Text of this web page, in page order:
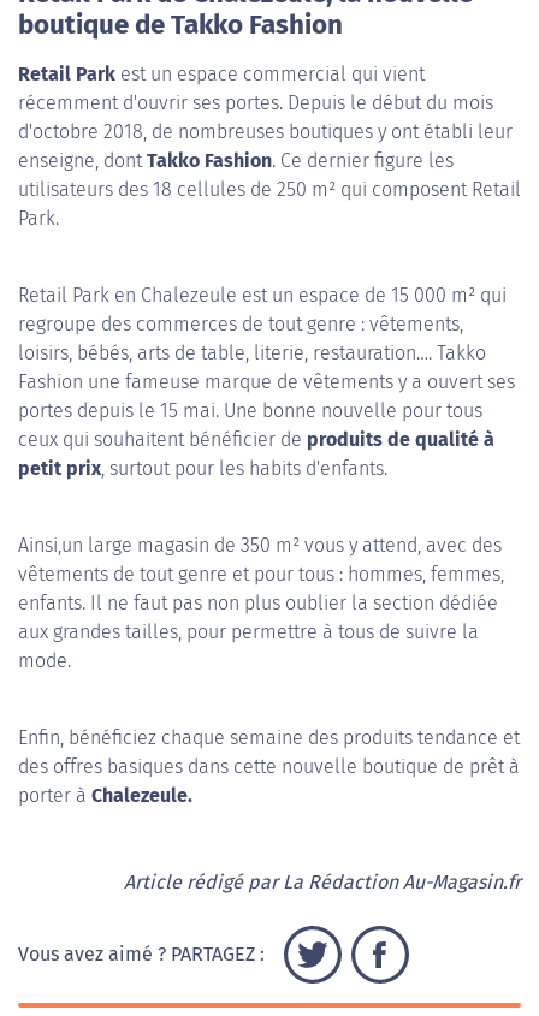
boutique de Takko Fashion
Retail Park est un espace commercial qui vient
récemment d'ouvrir ses portes. Depuis le début du mois
d'octobre 2018, de nombreuses boutiques y ont établi leur
enseigne, dontTakko Fashion. Ce dernier figure les
utilisateurs des 18 cellules de 250 m² qui composent Retail
Park.
Retail Park en Chalezeule est un espace de 15 000 m² qui
regroupe des commerces de tout genre : vêtements,
loisirs, bébés, arts de table, literie, restauration…. Takko
Fashion une fameuse marque de vêtements y a ouvert ses
portes depuis le 15 mai. Une bonne nouvelle pour tous
ceux qui souhaitent bénéficier de produits de qualité à
petit prix, surtout pour les habits d'enfants.
Ainsi,un large magasin de 350 m² vous y attend, avec des
vêtements de tout genre et pour tous : hommes, femmes,
enfants. Il ne faut pas non plus oublier la section dédiée
aux grandes tailles, pour permettre à tous de suivre la
mode.
Enfin, bénéficiez chaque semaine des produits tendance et
des offres basiques dans cette nouvelle boutique de prêt à
porter à Chalezeule.
Article rédigé par La Rédaction Au-Magasin.fr
Vous avez aimé ? PARTAGEZ :